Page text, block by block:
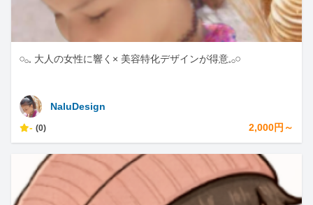
𓏸𓂂𓈒 大人の女性に響く× 美容特化デザインが得意𓈒𓂂𓏸
NaluDesign
- (0) 2,000円～